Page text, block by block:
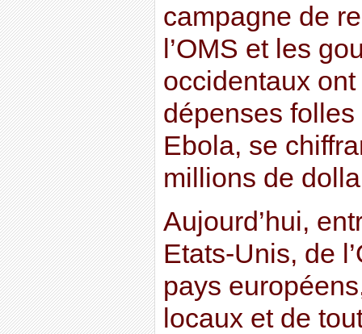
campagne de
l’OMS et les
occidentaux
dépenses
Ebola, se
millions de
Aujourd’hui,
Etats-Unis, de
pays
locaux et de